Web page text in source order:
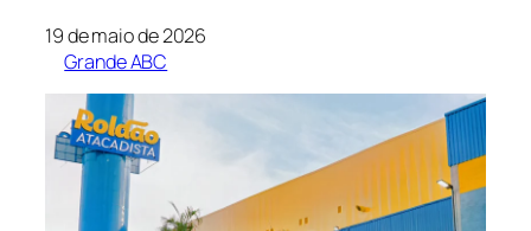
19 de maio de 2026
Grande ABC